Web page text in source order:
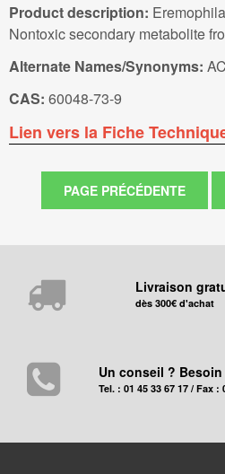
Product description:
Nontoxic secondary metabolite
Alternate Names/Synonyms:
CAS: 60048-73-9
Lien vers la Fiche
Livraison
dès 300€ d'achat
Un conseil ?
Tel. : 01 45 33 67 17 / Fax :